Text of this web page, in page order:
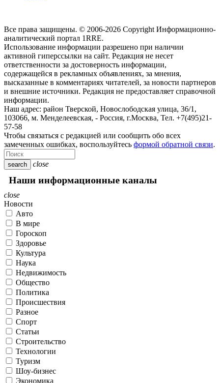
Все права защищены. © 2006-2026 Copyright Информационно-
аналитический портал 1RRE.
Использование информации разрешено при наличии
активной гиперссылки на сайт. Редакция не несет
ответственности за достоверность информации,
содержащейся в рекламных объявлениях, за мнения,
высказанные в комментариях читателей, за новости партнеров
и внешние источники. Редакция не предоставляет справочной
информации.
Наш адрес: район Тверской, Новослободская улица, 36/1 ,
103066, м. Менделеевская, - Россия, г.Москва, Тел. +7(495)21-
57-58
Чтобы связаться с редакцией или сообщить обо всех
замеченных ошибках, воспользуйтесь формой обратной связи.
search close
Наши информационные каналы
close
Новости
Авто
В мире
Гороскоп
Здоровье
Культура
Наука
Недвижимость
Общество
Политика
Происшествия
Разное
Спорт
Статьи
Строительство
Технологии
Туризм
Шоу-бизнес
Экономика